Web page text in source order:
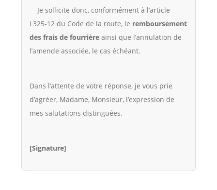
Je sollicite donc, conformément à l’article
L325-12 du Code de la route, le remboursement
des frais de fourrière ainsi que l’annulation de
l’amende associée, le cas échéant.
Dans l’attente de votre réponse, je vous prie
d’agréer, Madame, Monsieur, l’expression de
mes salutations distinguées.
[Signature]